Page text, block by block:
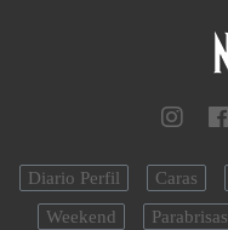
Diario Perfil Caras
Weekend
Parabrisas